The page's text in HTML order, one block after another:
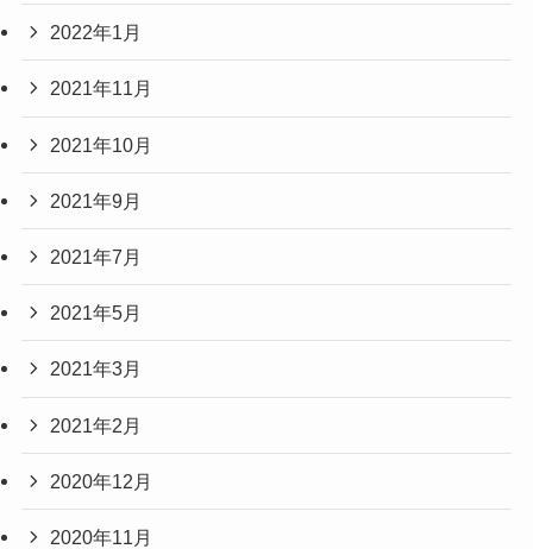
2022年1月
2021年11月
2021年10月
2021年9月
2021年7月
2021年5月
2021年3月
2021年2月
2020年12月
2020年11月